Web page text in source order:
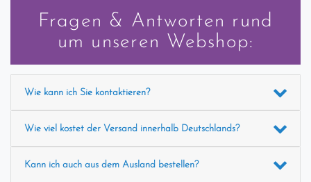
Fragen & Antworten rund
um unseren Webshop:
Wie kann ich Sie kontaktieren?
Wie viel kostet der Versand innerhalb Deutschlands?
Kann ich auch aus dem Ausland bestellen?